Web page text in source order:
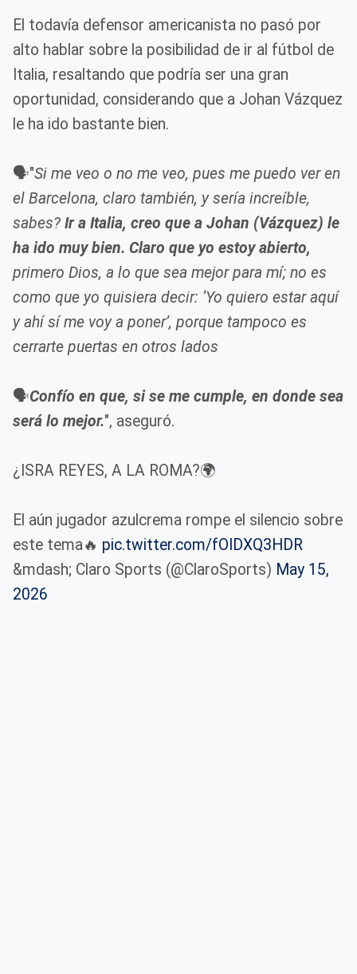
El todavía defensor americanista no pasó por
alto hablar sobre la posibilidad de ir al fútbol de
Italia, resaltando que podría ser una gran
oportunidad, considerando que a Johan Vázquez
le ha ido bastante bien.
🗣️"Si me veo o no me veo, pues me puedo ver en
el Barcelona, claro también, y sería increíble,
sabes? Ir a Italia, creo que a Johan (Vázquez) le
ha ido muy bien. Claro que yo estoy abierto,
primero Dios, a lo que sea mejor para mí; no es
como que yo quisiera decir: ‘Yo quiero estar aquí
y ahí sí me voy a poner’, porque tampoco es
cerrarte puertas en otros lados
🗣️Confío en que, si se me cumple, en donde sea
será lo mejor.", aseguró.
¿ISRA REYES, A LA ROMA?🌍
El aún jugador azulcrema rompe el silencio sobre
este tema🔥 pic.twitter.com/fOIDXQ3HDR
&mdash; Claro Sports (@ClaroSports) May 15,
2026